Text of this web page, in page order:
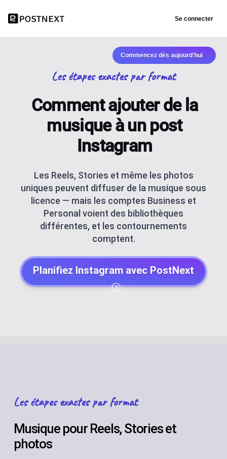
Se connecter
Commencez dès aujourd'hui
Les étapes exactes par format
Comment ajouter de la
musique à un post
Instagram
Les Reels, Stories et même les photos
uniques peuvent diffuser de la musique sous
licence — mais les comptes Business et
Personal voient des bibliothèques
différentes, et les contournements
comptent.
Planifiez Instagram avec PostNext
Les étapes exactes par format
Musique pour Reels, Stories et
photos